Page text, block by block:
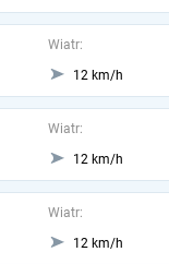
Wiatr:
12 km/h
Wiatr:
12 km/h
Wiatr:
12 km/h